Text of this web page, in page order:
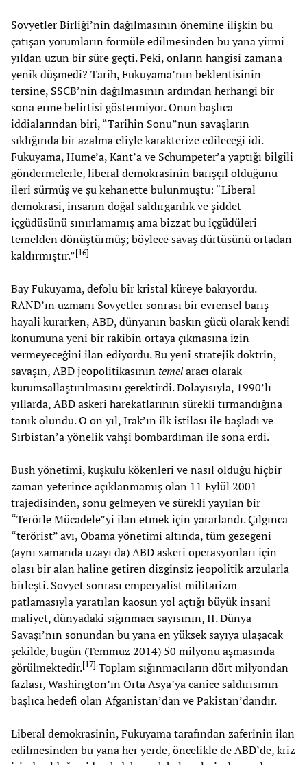
Sovyetler Birliği’nin dağılmasının önemine ilişkin bu
çatışan yorumların formüle edilmesinden bu yana yirmi
yıldan uzun bir süre geçti. Peki, onların hangisi zamana
yenik düşmedi? Tarih, Fukuyama’nın beklentisinin
tersine, SSCB’nin dağılmasının ardından herhangi bir
sona erme belirtisi göstermiyor. Onun başlıca
iddialarından biri, “Tarihin Sonu”nun savaşların
sıklığında bir azalma eliyle karakterize edileceği idi.
Fukuyama, Hume’a, Kant’a ve Schumpeter’a yaptığı bilgili
göndermelerle, liberal demokrasinin barışçıl olduğunu
ileri sürmüş ve şu kehanette bulunmuştu: “Liberal
demokrasi, insanın doğal saldırganlık ve şiddet
içgüdüsünü sınırlamamış ama bizzat bu içgüdüleri
temelden dönüştürmüş; böylece savaş dürtüsünü ortadan
kaldırmıştır.”[16]
Bay Fukuyama, defolu bir kristal küreye bakıyordu.
RAND’ın uzmanı Sovyetler sonrası bir evrensel barış
hayali kurarken, ABD, dünyanın baskın gücü olarak kendi
konumuna yeni bir rakibin ortaya çıkmasına izin
vermeyeceğini ilan ediyordu. Bu yeni stratejik doktrin,
savaşın, ABD jeopolitikasınıntemelaracı olarak
kurumsallaştırılmasını gerektirdi. Dolayısıyla, 1990’lı
yıllarda, ABD askeri harekatlarının sürekli tırmandığına
tanık olundu. O on yıl, Irak’ın ilk istilası ile başladı ve
Sırbistan’a yönelik vahşi bombardıman ile sona erdi.
Bush yönetimi, kuşkulu kökenleri ve nasıl olduğu hiçbir
zaman yeterince açıklanmamış olan 11 Eylül 2001
trajedisinden, sonu gelmeyen ve sürekli yayılan bir
“Terörle Mücadele”yi ilan etmek için yararlandı. Çılgınca
“terörist” avı, Obama yönetimi altında, tüm gezegeni
(aynı zamanda uzayı da) ABD askeri operasyonları için
olası bir alan haline getiren dizginsiz jeopolitik arzularla
birleşti. Sovyet sonrası emperyalist militarizm
patlamasıyla yaratılan kaosun yol açtığı büyük insani
maliyet, dünyadaki sığınmacı sayısının, II. Dünya
Savaşı’nın sonundan bu yana en yüksek sayıya ulaşacak
şekilde, bugün (Temmuz 2014) 50 milyonu aşmasında
görülmektedir.[17] Toplam sığınmacıların dört milyondan
fazlası, Washington’ın Orta Asya’ya canice saldırısının
başlıca hedefi olan Afganistan’dan ve Pakistan’dandır.
Liberal demokrasinin, Fukuyama tarafından zaferinin ilan
edilmesinden bu yana her yerde, öncelikle de ABD’de, kriz